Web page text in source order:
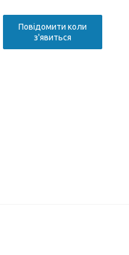
Повідомити коли
з'явиться